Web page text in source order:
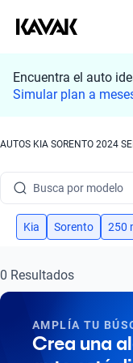
Encuentra el auto
Simular plan a
AUTOS KIA SORENTO 2024
Busca por modelo
Busca por versión
Busca por marca
Busca por modelo
Kia Sorento 250
0 Resultados
AMPLÍA TU
Crea una